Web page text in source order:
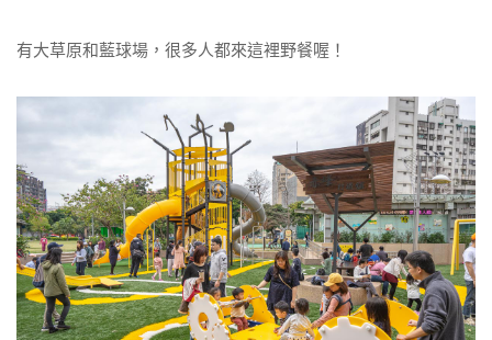
有大草原和藍球場，很多人都來這裡野餐喔！